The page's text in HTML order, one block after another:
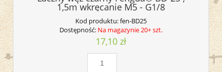
1,5m wkręcanie M5 - G1/8
Kod produktu:fen-BD25
Dostępność: Na magazynie 20+ szt.
17,10 zł